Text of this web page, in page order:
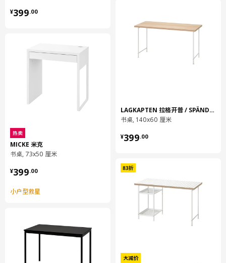
这款书桌设有工作表面和内部笔记本储放空间，可将任何小空间变
钢化玻璃和金属材质，结实耐用，给人开放、通风的感觉。
自粘式电线固定夹，方便固定并隐藏电线。
桌子配有可调节支腿，减少晃动的可能。
产地见包装
含5个自粘式线缆夹。
请小心轻放！若边缘受损或表面刮伤，可能会导致玻璃突然裂开或
¥399.00
¥ 399.00
热卖
MICKE 米克
书桌, 73x50 厘米
¥399.00
¥ 399.00
小户型救星
LAGKAPTEN 拉格开普 / SPÄND 斯班
书桌, 140x60 厘米
¥399.00
¥ 399.00
大减价